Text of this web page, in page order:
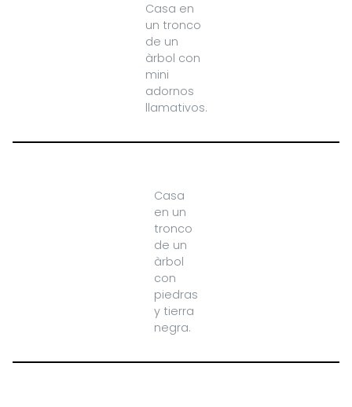
Casa en
un tronco
de un
àrbol con
mini
adornos
llamativos.
Casa
en un
tronco
de un
àrbol
con
piedras
y tierra
negra.